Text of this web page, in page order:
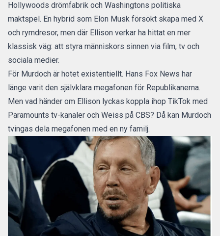
Hollywoods drömfabrik och Washingtons politiska
maktspel. En hybrid som Elon Musk försökt skapa med X
och rymdresor, men där Ellison verkar ha hittat en mer
klassisk väg: att styra människors sinnen via film, tv och
sociala medier.
För Murdoch är hotet existentiellt. Hans Fox News har
länge varit den självklara megafonen för Republikanerna.
Men vad händer om Ellison lyckas koppla ihop TikTok med
Paramounts tv-kanaler och Weiss på CBS? Då kan Murdoch
tvingas dela megafonen med en ny familj.